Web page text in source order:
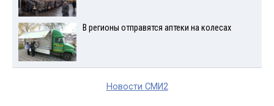
В регионы отправятся аптеки на колесах
Новости СМИ2